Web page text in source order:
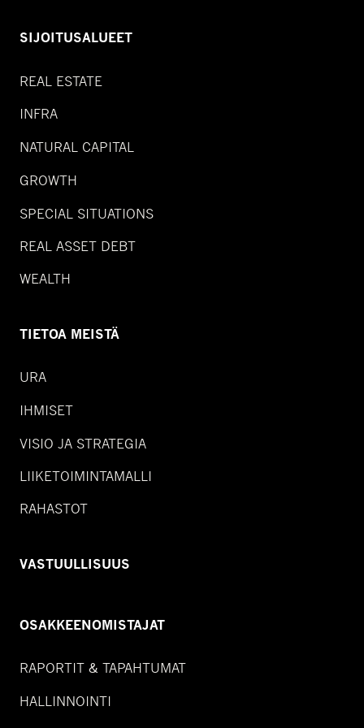
SIJOITUSALUEET
REAL ESTATE
INFRA
NATURAL CAPITAL
GROWTH
SPECIAL SITUATIONS
REAL ASSET DEBT
WEALTH
TIETOA MEISTÄ
URA
IHMISET
VISIO JA STRATEGIA
LIIKETOIMINTAMALLI
RAHASTOT
VASTUULLISUUS
OSAKKEENOMISTAJAT
RAPORTIT & TAPAHTUMAT
HALLINNOINTI